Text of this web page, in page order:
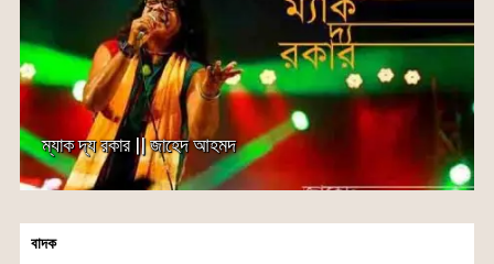
ম্যাক দ্য রকার || জাহেদ আহমদ
বাদক